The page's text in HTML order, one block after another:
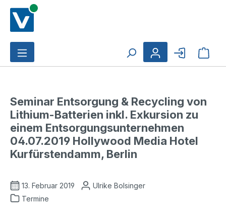
Zum Hauptinhalt springen
Seminar Entsorgung & Recycling von
Lithium-Batterien inkl. Exkursion zu
einem Entsorgungsunternehmen
04.07.2019 Hollywood Media Hotel
Kurfürstendamm, Berlin
13. Februar 2019
Ulrike Bolsinger
Termine